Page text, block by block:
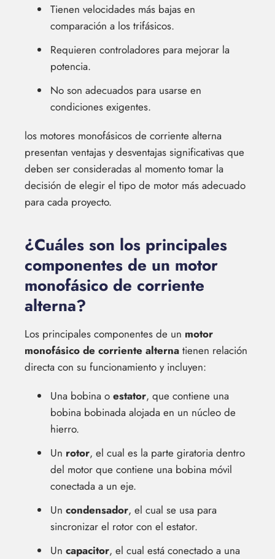
Tienen velocidades más bajas en
comparación a los trifásicos.
Requieren controladores para mejorar la
potencia.
No son adecuados para usarse en
condiciones exigentes.
los motores monofásicos de corriente alterna
presentan ventajas y desventajas significativas que
deben ser consideradas al momento tomar la
decisión de elegir el tipo de motor más adecuado
para cada proyecto.
¿Cuáles son los principales
componentes de un motor
monofásico de corriente
alterna?
Los principales componentes de un motor
monofásico de corriente alterna tienen relación
directa con su funcionamiento y incluyen:
Una bobina o estator, que contiene una
bobina bobinada alojada en un núcleo de
hierro.
Un rotor, el cual es la parte giratoria dentro
del motor que contiene una bobina móvil
conectada a un eje.
Un condensador, el cual se usa para
sincronizar el rotor con el estator.
Un capacitor, el cual está conectado a una